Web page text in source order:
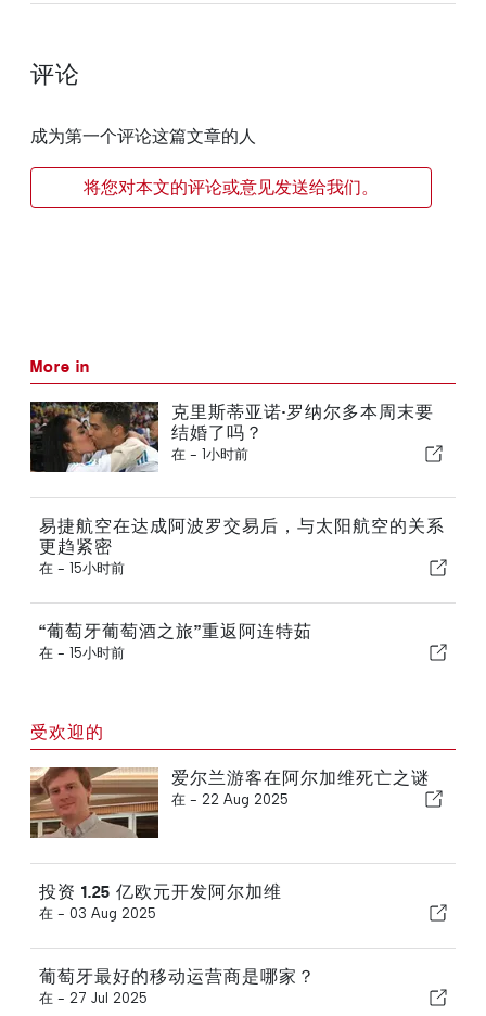
评论
成为第一个评论这篇文章的人
将您对本文的评论或意见发送给我们。
More in
克里斯蒂亚诺·罗纳尔多本周末要
结婚了吗？
在 - 1小时前
易捷航空在达成阿波罗交易后，与太阳航空的关系
更趋紧密
在 - 15小时前
“葡萄牙葡萄酒之旅”重返阿连特茹
在 - 15小时前
受欢迎的
爱尔兰游客在阿尔加维死亡之谜
在 - 22 Aug 2025
投资 1.25 亿欧元开发阿尔加维
在 - 03 Aug 2025
葡萄牙最好的移动运营商是哪家？
在 - 27 Jul 2025